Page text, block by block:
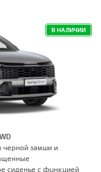
В НАЛИЧИИ
черной замши и
сиденье с функцией